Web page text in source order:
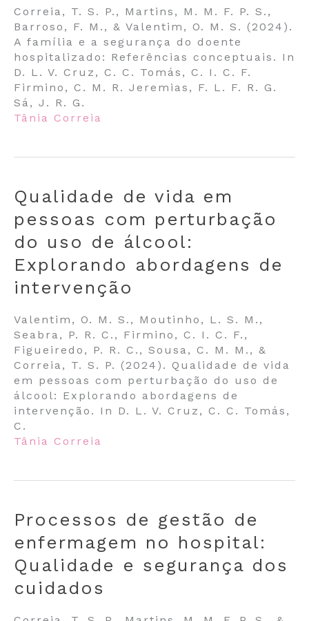
Correia, T. S. P., Martins, M. M. F. P. S.,
Barroso, F. M., & Valentim, O. M. S. (2024).
A família e a segurança do doente
hospitalizado: Referências conceptuais. In
D. L. V. Cruz, C. C. Tomás, C. I. C. F.
Firmino, C. M. R. Jeremias, F. L. F. R. G.
Sá, J. R. G.
Tânia Correia
Qualidade de vida em
pessoas com perturbação
do uso de álcool:
Explorando abordagens de
intervenção
Valentim, O. M. S., Moutinho, L. S. M.,
Seabra, P. R. C., Firmino, C. I. C. F.,
Figueiredo, P. R. C., Sousa, C. M. M., &
Correia, T. S. P. (2024). Qualidade de vida
em pessoas com perturbação do uso de
álcool: Explorando abordagens de
intervenção. In D. L. V. Cruz, C. C. Tomás,
C.
Tânia Correia
Processos de gestão de
enfermagem no hospital:
Qualidade e segurança dos
cuidados